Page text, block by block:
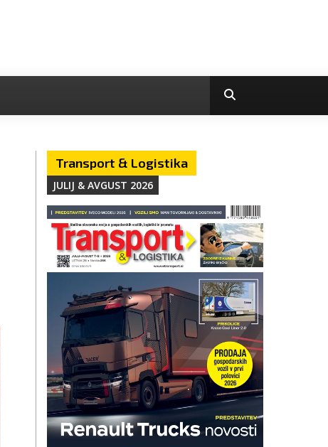
Transport & Logistika
JULIJ & AVGUST 2026